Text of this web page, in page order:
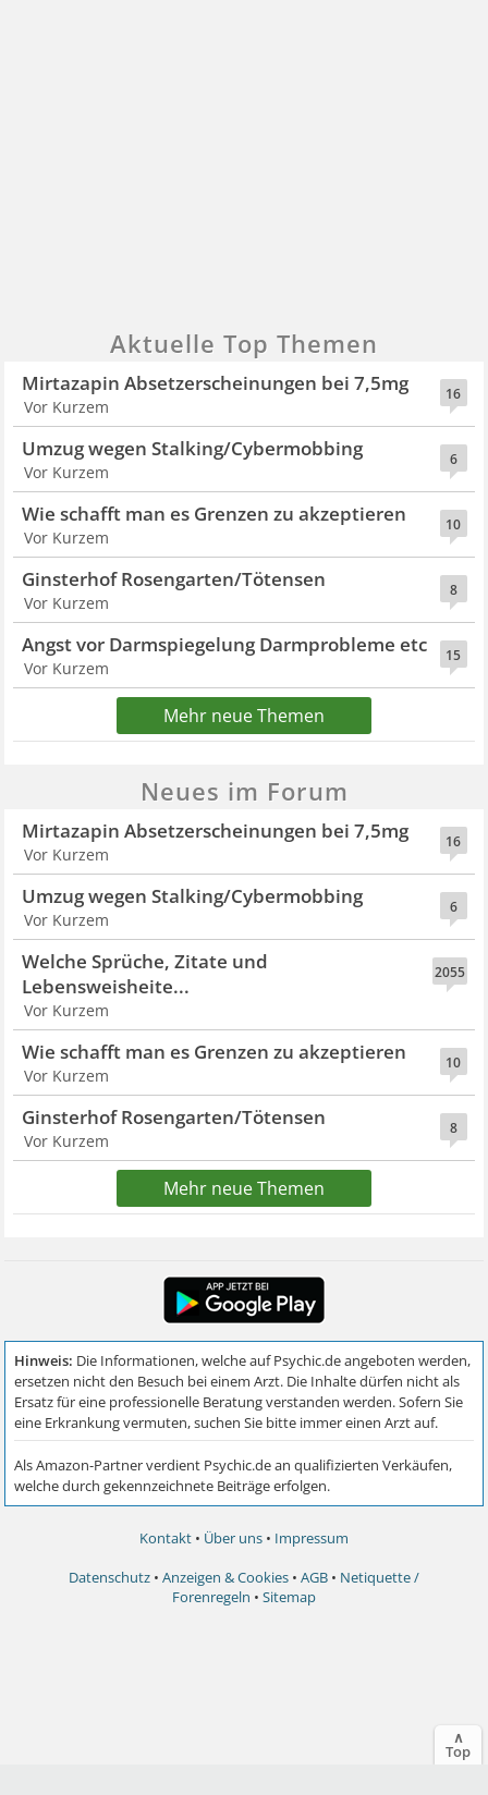
Aktuelle Top Themen
16
Mirtazapin Absetzerscheinungen bei 7,5mg
Vor Kurzem
6
Umzug wegen Stalking/Cybermobbing
Vor Kurzem
10
Wie schafft man es Grenzen zu akzeptieren
Vor Kurzem
8
Ginsterhof Rosengarten/Tötensen
Vor Kurzem
15
Angst vor Darmspiegelung Darmprobleme etc
Vor Kurzem
Mehr neue Themen
Neues im Forum
16
Mirtazapin Absetzerscheinungen bei 7,5mg
Vor Kurzem
6
Umzug wegen Stalking/Cybermobbing
Vor Kurzem
2055
Welche Sprüche, Zitate und
Lebensweisheite...
Vor Kurzem
10
Wie schafft man es Grenzen zu akzeptieren
Vor Kurzem
8
Ginsterhof Rosengarten/Tötensen
Vor Kurzem
Mehr neue Themen
Kontakt • Über uns • Impressum
Datenschutz • Anzeigen & Cookies • AGB • Netiquette /
Forenregeln • Sitemap
∧
Top